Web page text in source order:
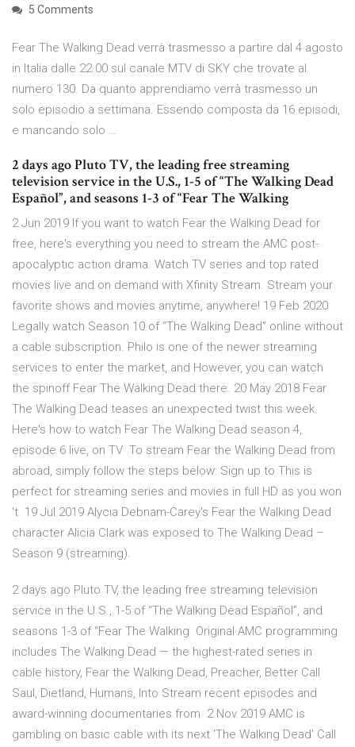
5 Comments
Fear The Walking Dead verrà trasmesso a partire dal 4 agosto
in Italia dalle 22.00 sul canale MTV di SKY che trovate al
numero 130. Da quanto apprendiamo verrà trasmesso un
solo episodio a settimana. Essendo composta da 16 episodi,
e mancando solo …
2 days ago Pluto TV, the leading free streaming
television service in the U.S., 1-5 of “The Walking Dead
Español”, and seasons 1-3 of “Fear The Walking
2 Jun 2019 If you want to watch Fear the Walking Dead for
free, here's everything you need to stream the AMC post-
apocalyptic action drama. Watch TV series and top rated
movies live and on demand with Xfinity Stream. Stream your
favorite shows and movies anytime, anywhere! 19 Feb 2020
Legally watch Season 10 of “The Walking Dead” online without
a cable subscription. Philo is one of the newer streaming
services to enter the market, and However, you can watch
the spinoff Fear The Walking Dead there. 20 May 2018 Fear
The Walking Dead teases an unexpected twist this week.
Here's how to watch Fear The Walking Dead season 4,
episode 6 live, on TV To stream Fear the Walking Dead from
abroad, simply follow the steps below: Sign up to This is
perfect for streaming series and movies in full HD as you won
't 19 Jul 2019 Alycia Debnam-Carey's Fear the Walking Dead
character Alicia Clark was exposed to The Walking Dead –
Season 9 (streaming).
2 days ago Pluto TV, the leading free streaming television
service in the U.S., 1-5 of “The Walking Dead Español”, and
seasons 1-3 of “Fear The Walking Original AMC programming
includes The Walking Dead — the highest-rated series in
cable history, Fear the Walking Dead, Preacher, Better Call
Saul, Dietland, Humans, Into Stream recent episodes and
award-winning documentaries from 2 Nov 2019 AMC is
gambling on basic cable with its next 'The Walking Dead' Call